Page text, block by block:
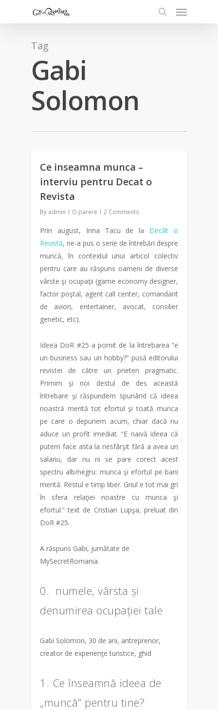
Tag
Gabi
Solomon
Ce inseamna munca –
interviu pentru Decat o
Revista
By admin O parere 2 Comments
Prin august, Irina Tacu de la Decât o
Revistă, ne-a pus o serie de întrebări despre
muncă, în contextul unui articol colectiv
pentru care au răspuns oameni de diverse
vârste şi ocupaţii (game economy designer,
factor poştal, agent call center, comandant
de avion, entertainer, avocat, consilier
genetic, etc).
Ideea DoR #25 a pornit de la întrebarea “e
un business sau un hobby?” pusă editorului
revistei de către un prieten pragmatic.
Primim şi noi destul de des această
întrebare şi răspundem spunând că ideea
noastră merită tot efortul şi toată munca
pe care o depunem acum, chiar dacă nu
aduce un profit imediat. “E naivă ideea că
putem face asta la nesfârşit fără a avea un
salariu, dar nu ni se pare corect acest
spectru alb/negru: munca şi efortul pe bani
merită. Restul e timp liber. Griul e tot mai gri
în sfera relaţiei noastre cu munca şi
efortul.” text de Cristian Lupşa, preluat din
DoR #25.
A răspuns Gabi, jumătate de
MySecretRomania.
0. numele, vârsta și
denumirea ocupației tale
Gabi Solomon, 30 de ani, antreprenor,
creator de experienţe turistice, ghid
1. Ce înseamnă ideea de
„muncă” pentru tine?
0